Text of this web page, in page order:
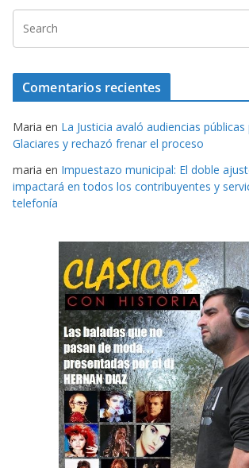
Comentarios recientes
Maria en La Justicia avaló audiencias
Glaciares y rechazó frenar el proceso
maria en Impuestazo municipal: El doble
impactará en todos los contribuyentes y
telefonía